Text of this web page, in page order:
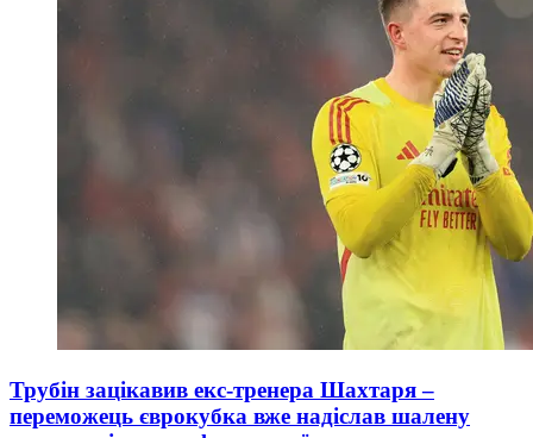
Трубін зацікавив екс-тренера Шахтаря –
переможець єврокубка вже надіслав шалену